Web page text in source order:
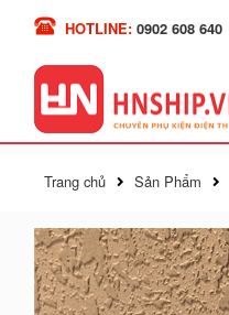
HOTLINE: 0902 608 640
Trang chủ Sản Phẩm